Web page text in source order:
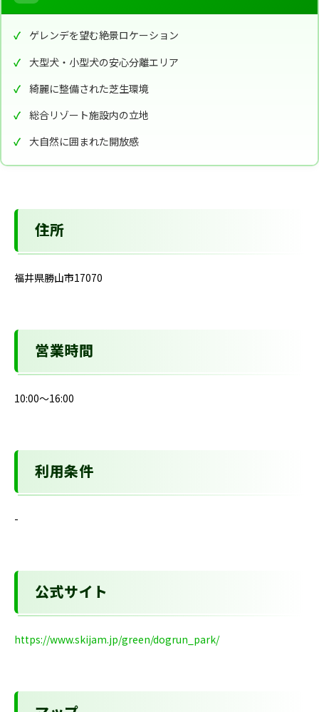
ゲレンデを望む絶景ロケーション
大型犬・小型犬の安心分離エリア
綺麗に整備された芝生環境
総合リゾート施設内の立地
大自然に囲まれた開放感
住所
福井県勝山市17070
営業時間
10:00～16:00
利用条件
-
公式サイト
https://www.skijam.jp/green/dogrun_park/